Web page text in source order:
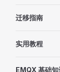
迁移指南
实用教程
EMQX 基础知